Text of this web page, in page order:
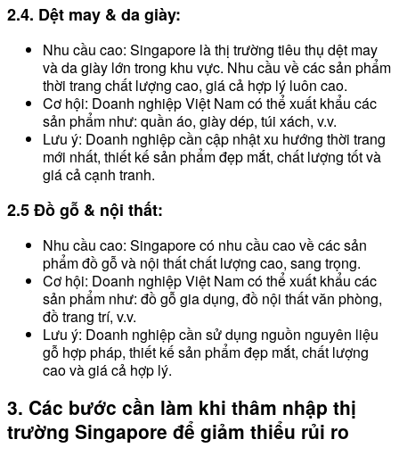
2.4. Dệt may & da giày:
Nhu cầu cao: Singapore là thị trường tiêu thụ dệt may
và da giày lớn trong khu vực. Nhu cầu về các sản phẩm
thời trang chất lượng cao, giá cả hợp lý luôn cao.
Cơ hội: Doanh nghiệp Việt Nam có thể xuất khẩu các
sản phẩm như: quần áo, giày dép, túi xách, v.v.
Lưu ý: Doanh nghiệp cần cập nhật xu hướng thời trang
mới nhất, thiết kế sản phẩm đẹp mắt, chất lượng tốt và
giá cả cạnh tranh.
2.5 Đồ gỗ & nội thất:
Nhu cầu cao: Singapore có nhu cầu cao về các sản
phẩm đồ gỗ và nội thất chất lượng cao, sang trọng.
Cơ hội: Doanh nghiệp Việt Nam có thể xuất khẩu các
sản phẩm như: đồ gỗ gia dụng, đồ nội thất văn phòng,
đồ trang trí, v.v.
Lưu ý: Doanh nghiệp cần sử dụng nguồn nguyên liệu
gỗ hợp pháp, thiết kế sản phẩm đẹp mắt, chất lượng
cao và giá cả hợp lý.
3. Các bước cần làm khi thâm nhập thị
trường Singapore để giảm thiểu rủi ro